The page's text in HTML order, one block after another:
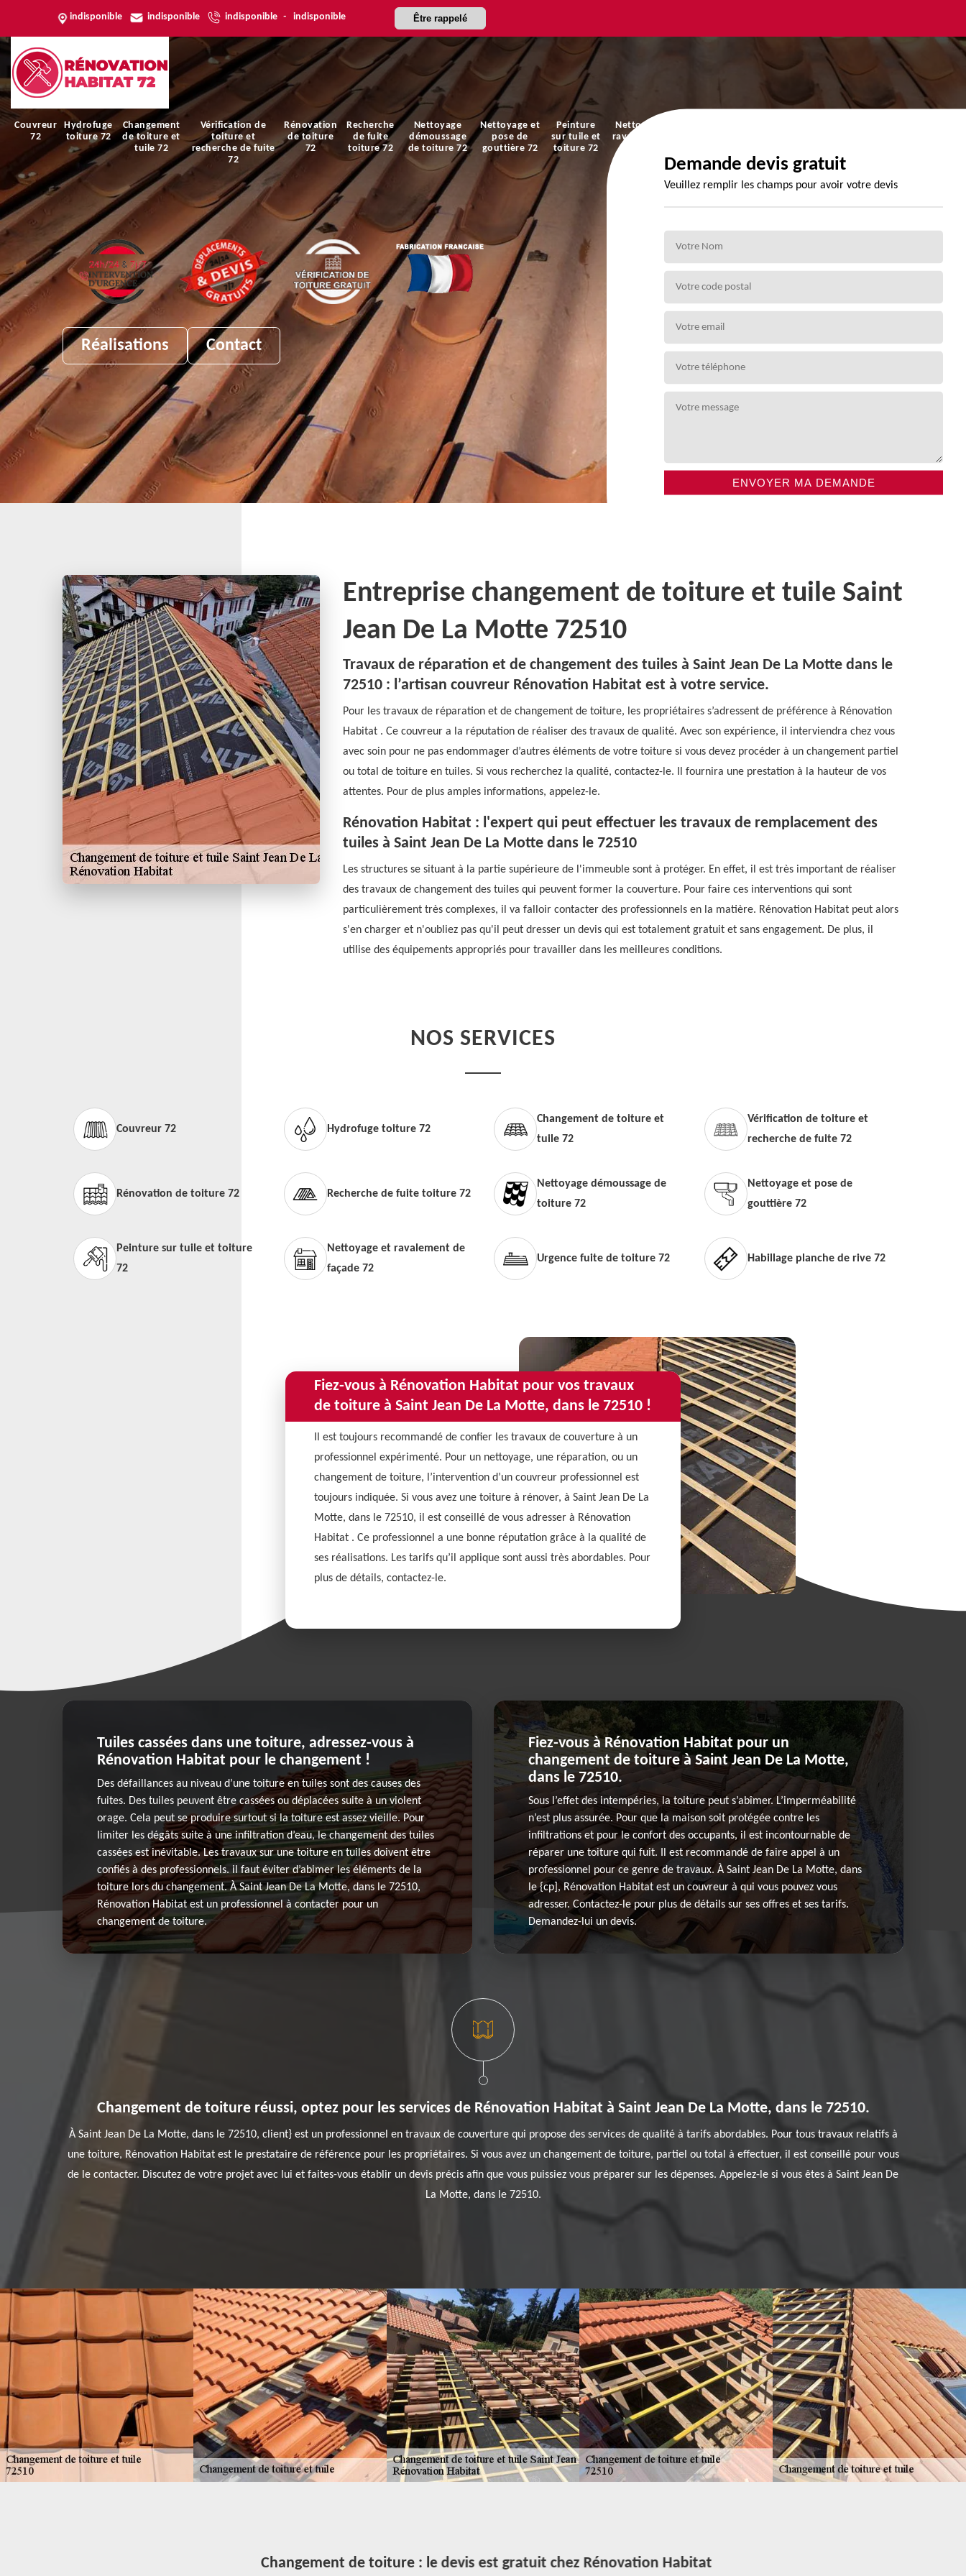
indisponible indisponible indisponible - indisponible Être rappelé
Couvreur
72
Hydrofuge
toiture 72
Changement
de toiture et
tuile 72
Vérification de
toiture et
recherche de fuite
72
Rénovation
de toiture
72
Recherche
de fuite
toiture 72
Nettoyage
démoussage
de toiture 72
Nettoyage et
pose de
gouttière 72
Peinture
sur tuile et
toiture 72
Nettoyage et
ravalement de
Réalisations Contact
Demande devis gratuit
Veuillez remplir les champs pour avoir votre devis
Entreprise changement de toiture et tuile Saint
Jean De La Motte 72510
Travaux de réparation et de changement des tuiles à Saint Jean De La Motte dans le
72510 : l’artisan couvreur Rénovation Habitat est à votre service.
Pour les travaux de réparation et de changement de toiture, les propriétaires s’adressent de préférence à Rénovation
Habitat . Ce couvreur a la réputation de réaliser des travaux de qualité. Avec son expérience, il interviendra chez vous
avec soin pour ne pas endommager d’autres éléments de votre toiture si vous devez procéder à un changement partiel
ou total de toiture en tuiles. Si vous recherchez la qualité, contactez-le. Il fournira une prestation à la hauteur de vos
attentes. Pour de plus amples informations, appelez-le.
Rénovation Habitat : l'expert qui peut effectuer les travaux de remplacement des
tuiles à Saint Jean De La Motte dans le 72510
Les structures se situant à la partie supérieure de l'immeuble sont à protéger. En effet, il est très important de réaliser
des travaux de changement des tuiles qui peuvent former la couverture. Pour faire ces interventions qui sont
particulièrement très complexes, il va falloir contacter des professionnels en la matière. Rénovation Habitat peut alors
s'en charger et n'oubliez pas qu'il peut dresser un devis qui est totalement gratuit et sans engagement. De plus, il
utilise des équipements appropriés pour travailler dans les meilleures conditions.
NOS SERVICES
Couvreur 72 Hydrofuge toiture 72
Changement de toiture et
tuile 72
Vérification de toiture et
recherche de fuite 72
Rénovation de toiture 72 Recherche de fuite toiture 72
Nettoyage démoussage de
toiture 72
Nettoyage et pose de
gouttière 72
Peinture sur tuile et toiture
72
Nettoyage et ravalement de
façade 72
Urgence fuite de toiture 72 Habillage planche de rive 72
Fiez-vous à Rénovation Habitat pour vos travaux
de toiture à Saint Jean De La Motte, dans le 72510 !
Il est toujours recommandé de confier les travaux de couverture à un
professionnel expérimenté. Pour un nettoyage, une réparation, ou un
changement de toiture, l’intervention d’un couvreur professionnel est
toujours indiquée. Si vous avez une toiture à rénover, à Saint Jean De La
Motte, dans le 72510, il est conseillé de vous adresser à Rénovation
Habitat . Ce professionnel a une bonne réputation grâce à la qualité de
ses réalisations. Les tarifs qu’il applique sont aussi très abordables. Pour
plus de détails, contactez-le.
Tuiles cassées dans une toiture, adressez-vous à
Rénovation Habitat pour le changement !
Des défaillances au niveau d’une toiture en tuiles sont des causes des
fuites. Des tuiles peuvent être cassées ou déplacées suite à un violent
orage. Cela peut se produire surtout si la toiture est assez vieille. Pour
limiter les dégâts suite à une infiltration d’eau, le changement des tuiles
cassées est inévitable. Les travaux sur une toiture en tuiles doivent être
confiés à des professionnels. il faut éviter d’abimer les éléments de la
toiture lors du changement. À Saint Jean De La Motte, dans le 72510,
Rénovation Habitat est un professionnel à contacter pour un
changement de toiture.
Fiez-vous à Rénovation Habitat pour un
changement de toiture à Saint Jean De La Motte,
dans le 72510.
Sous l’effet des intempéries, la toiture peut s’abîmer. L’imperméabilité
n’est plus assurée. Pour que la maison soit protégée contre les
infiltrations et pour le confort des occupants, il est incontournable de
réparer une toiture qui fuit. Il est recommandé de faire appel à un
professionnel pour ce genre de travaux. À Saint Jean De La Motte, dans
le {cp], Rénovation Habitat est un couvreur à qui vous pouvez vous
adresser. Contactez-le pour plus de détails sur ses offres et ses tarifs.
Demandez-lui un devis.
Changement de toiture réussi, optez pour les services de Rénovation Habitat à Saint Jean De La Motte, dans le 72510.
À Saint Jean De La Motte, dans le 72510, client} est un professionnel en travaux de couverture qui propose des services de qualité à tarifs abordables. Pour tous travaux relatifs à
une toiture, Rénovation Habitat est le prestataire de référence pour les propriétaires. Si vous avez un changement de toiture, partiel ou total à effectuer, il est conseillé pour vous
de le contacter. Discutez de votre projet avec lui et faites-vous établir un devis précis afin que vous puissiez vous préparer sur les dépenses. Appelez-le si vous êtes à Saint Jean De
La Motte, dans le 72510.
Changement de toiture : le devis est gratuit chez Rénovation Habitat